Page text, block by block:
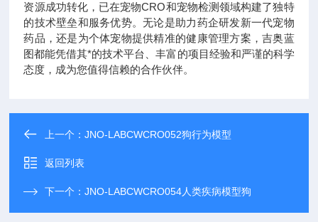
资源成功转化，已在宠物CRO和宠物检测领域构建了独特
的技术壁垒和服务优势。无论是助力药企研发新一代宠物
药品，还是为个体宠物提供精准的健康管理方案，吉奥蓝
图都能凭借其*的技术平台、丰富的项目经验和严谨的科学
态度，成为您值得信赖的合作伙伴。
上一个：JNO-LABCWCRO052狗行为模型
返回列表
下一个：JNO-LABCWCRO054人类疾病模型狗